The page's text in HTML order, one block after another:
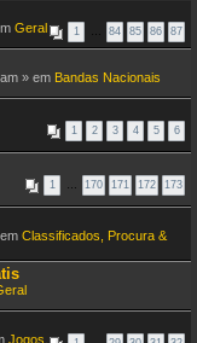
1 84 85 86 87
Geral
» em Bandas Nacionais
1 2 3 4 5 6
1 170 171 172 173
Classificados, Procura &
Jogos,